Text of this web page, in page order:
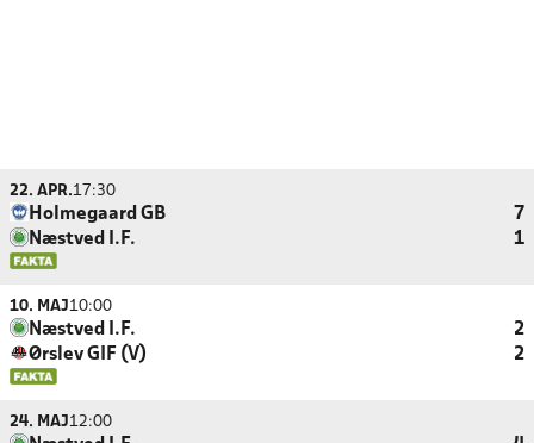
22. APR.17:30
Holmegaard GB
7
Næstved I.F.
1
10. MAJ10:00
Næstved I.F.
2
Ørslev GIF (V)
2
24. MAJ12:00